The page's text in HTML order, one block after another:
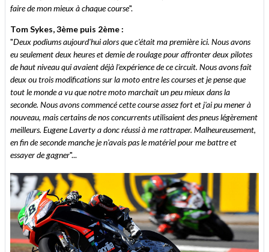
faire de mon mieux à chaque course".
Tom Sykes, 3ème puis 2ème :
"Deux podiums aujourd'hui alors que c'était ma première ici. Nous avons
eu seulement deux heures et demie de roulage pour affronter deux pilotes
de haut niveau qui avaient déjà l'expérience de ce circuit. Nous avons fait
deux ou trois modifications sur la moto entre les courses et je pense que
tout le monde a vu que notre moto marchait un peu mieux dans la
seconde. Nous avons commencé cette course assez fort et j'ai pu mener à
nouveau, mais certains de nos concurrents utilisaient des pneus légèrement
meilleurs. Eugene Laverty a donc réussi à me rattraper. Malheureusement,
en fin de seconde manche je n'avais pas le matériel pour me battre et
essayer de gagner"...